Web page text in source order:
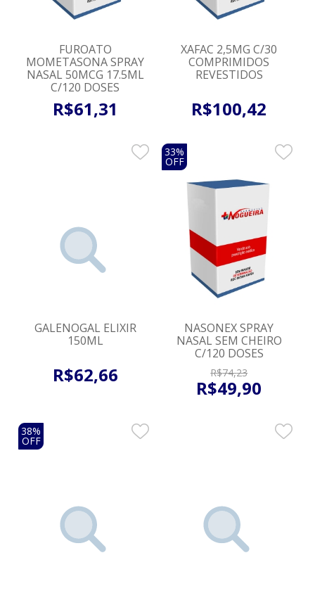
FUROATO
MOMETASONA SPRAY
NASAL 50MCG 17.5ML
C/120 DOSES
R$61,31
XAFAC 2,5MG C/30
COMPRIMIDOS
REVESTIDOS
R$100,42
GALENOGAL ELIXIR
150ML
R$62,66
33%
OFF
NASONEX SPRAY
NASAL SEM CHEIRO
C/120 DOSES
R$74,23
R$49,90
38%
OFF